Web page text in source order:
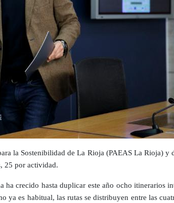
la Sostenibilidad de La Rioja (PAEAS La Rioja) y
25 por actividad.
ha crecido hasta duplicar este año ocho itinerarios
ya es habitual, las rutas se distribuyen entre las